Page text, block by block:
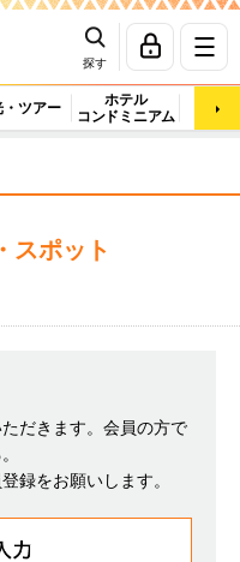
探す
・ツアー
ホテル
コンドミニアム
マッ
スポット
だきます。会員の方で
。
録をお願いします。